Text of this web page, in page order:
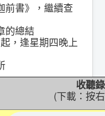
前書》，繼續查
的總結
，逢星期四晚上
收聽
(下載： 按